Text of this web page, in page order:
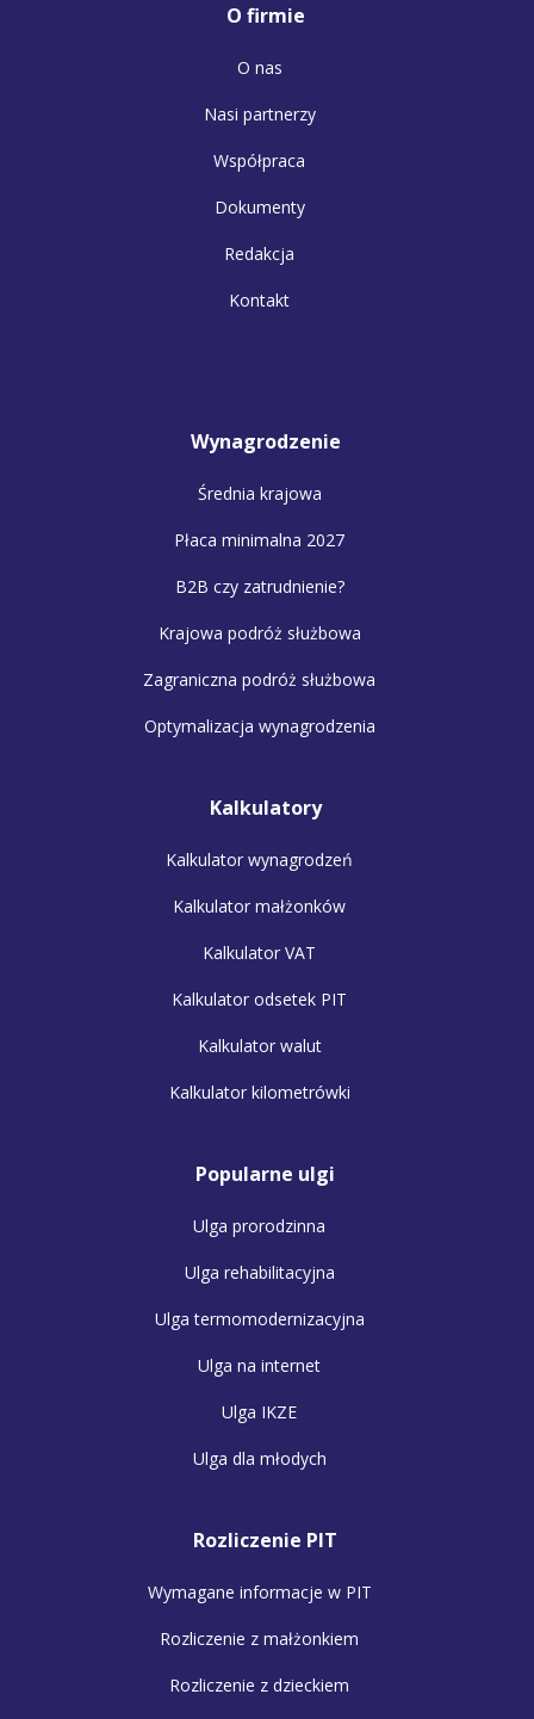
O firmie
O nas
Nasi partnerzy
Współpraca
Dokumenty
Redakcja
Kontakt
Wynagrodzenie
Średnia krajowa
Płaca minimalna 2027
B2B czy zatrudnienie?
Krajowa podróż służbowa
Zagraniczna podróż służbowa
Optymalizacja wynagrodzenia
Kalkulatory
Kalkulator wynagrodzeń
Kalkulator małżonków
Kalkulator VAT
Kalkulator odsetek PIT
Kalkulator walut
Kalkulator kilometrówki
Popularne ulgi
Ulga prorodzinna
Ulga rehabilitacyjna
Ulga termomodernizacyjna
Ulga na internet
Ulga IKZE
Ulga dla młodych
Rozliczenie PIT
Wymagane informacje w PIT
Rozliczenie z małżonkiem
Rozliczenie z dzieckiem